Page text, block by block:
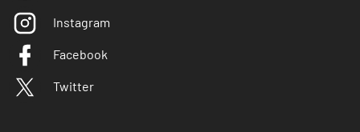
Instagram
Facebook
Twitter